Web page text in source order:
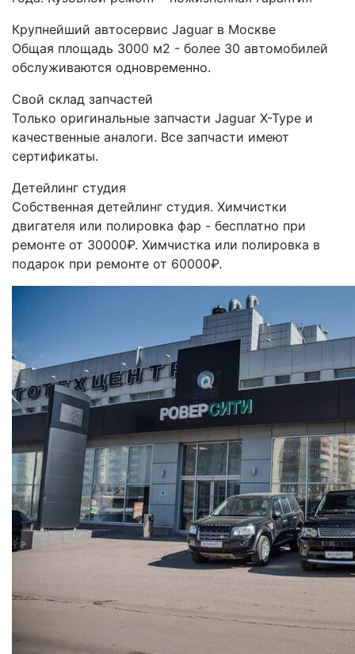
Крупнейший автосервис Jaguar в Москве
Общая площадь 3000 м2 - более 30 автомобилей
обслуживаются одновременно.
Свой склад запчастей
Только оригинальные запчасти Jaguar X-Type и
качественные аналоги. Все запчасти имеют
сертификаты.
Детейлинг студия
Собственная детейлинг студия. Химчистки
двигателя или полировка фар - бесплатно при
ремонте от 30000₽. Химчистка или полировка в
подарок при ремонте от 60000₽.